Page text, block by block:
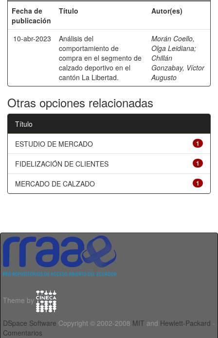
Fecha de
publicación
Título Autor(es)
10-abr-2023
Análisis del
comportamiento de
compra en el segmento de
calzado deportivo en el
cantón La Libertad.
Morán Coello,
Olga Leidiana;
Chillán
Gonzabay, Víctor
Augusto
Otras opciones relacionadas
Título
1
ESTUDIO DE MERCADO
1
FIDELIZACIÓN DE CLIENTES
1
MERCADO DE CALZADO
Theme by
DSpace Software Copyright © 2002-2008 MIT and Hewlett-Packard -
Comentarios